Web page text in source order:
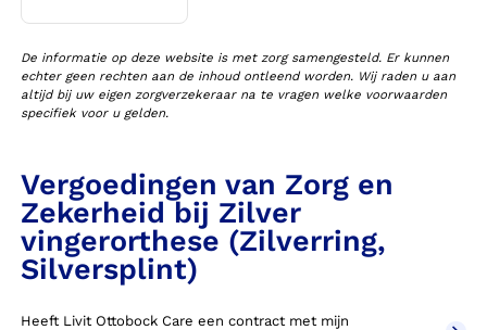
De informatie op deze website is met zorg samengesteld. Er kunnen
echter geen rechten aan de inhoud ontleend worden. Wij raden u aan
altijd bij uw eigen zorgverzekeraar na te vragen welke voorwaarden
specifiek voor u gelden.
Vergoedingen van Zorg en
Zekerheid bij Zilver
vingerorthese (Zilverring,
Silversplint)
Heeft Livit Ottobock Care een contract met mijn